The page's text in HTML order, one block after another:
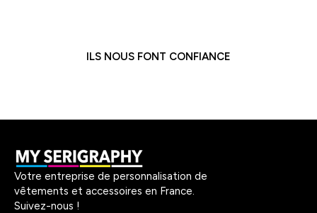
ILS NOUS FONT CONFIANCE
Votre entreprise de personnalisation de
vêtements et accessoires en France.
Suivez-nous !